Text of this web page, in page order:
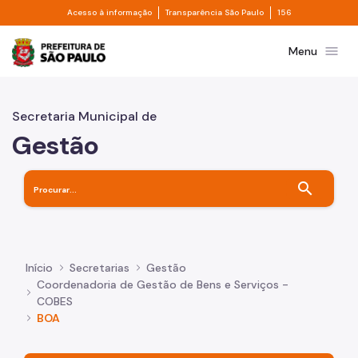
Pular para o Conteúdo principal
Acesso à informação Divisor de acesso à informação
Transparência São Paulo Divisor de
156
Prefeitura de São PauloMenu menu
Secretaria Municipal de
Gestão
search
Início Secretarias
Gestão
Coordenadoria de Gestão de Bens e Serviços -
COBES
BOA